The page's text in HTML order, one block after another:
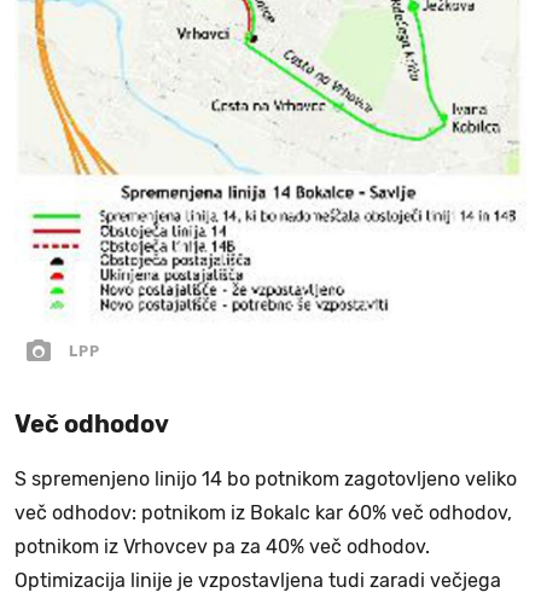
LPP
Več odhodov
S spremenjeno linijo 14 bo potnikom zagotovljeno veliko
več odhodov: potnikom iz Bokalc kar 60% več odhodov,
potnikom iz Vrhovcev pa za 40% več odhodov.
Optimizacija linije je vzpostavljena tudi zaradi večjega